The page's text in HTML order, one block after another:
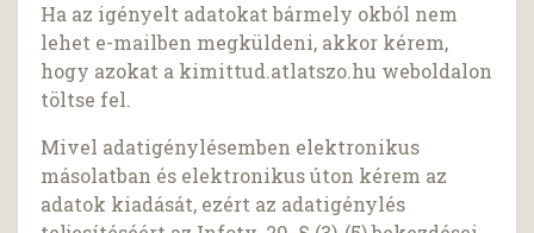
Ha az igényelt adatokat bármely okból nem
lehet e-mailben megküldeni, akkor kérem,
hogy azokat a kimittud.atlatszo.hu weboldalon
töltse fel.
Mivel adatigénylésemben elektronikus
másolatban és elektronikus úton kérem az
adatok kiadását, ezért az adatigénylés